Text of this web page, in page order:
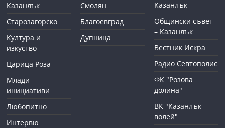
Казанлък
Старозагорско
Култура и
изкуство
Царица Роза
Млади
инициативи
Любопитно
Интервю
Смолян
Благоевград
Дупница
Казанлък
Общински съвет
– Казанлък
Вестник Искра
Радио Севтополис
ФК "Розова
долина"
ВК "Казанлък
волей"